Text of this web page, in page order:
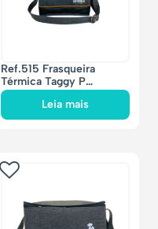
Ref.515 Frasqueira
Térmica Taggy P
27x16x19cm – 5 litros
Leia mais